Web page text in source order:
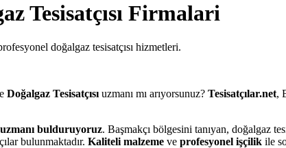
Tesisatçısı Firmalari
doğalgaz tesisatçısı hizmetleri.
Doğalgaz Tesisatçısı uzmanı mı arıyorsunuz? Tesisatçılar.net,
bulduruyoruz. Başmakçı bölgesini tanıyan, doğalgaz
bulunmaktadır. Kaliteli malzeme ve profesyonel işçilik ile